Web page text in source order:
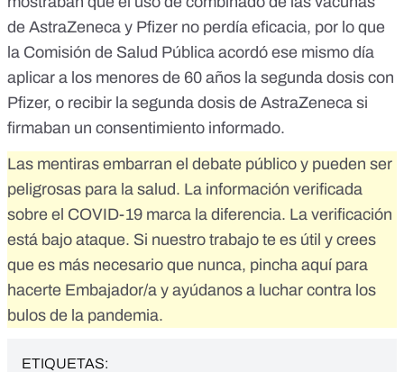
de AstraZeneca y Pfizer no perdía eficacia, por lo que
la Comisión de Salud Pública acordó ese mismo día
aplicar a los menores de 60 años la segunda dosis con
Pfizer, o recibir la segunda dosis de AstraZeneca si
firmaban un consentimiento informado.
Las mentiras embarran el debate público y pueden ser
peligrosas para la salud. La información verificada
sobre el COVID-19 marca la diferencia. La verificación
está bajo ataque. Si nuestro trabajo te es útil y crees
que es más necesario que nunca, pincha aquí para
hacerte Embajador/a y ayúdanos a luchar contra los
bulos de la pandemia.
ETIQUETAS: